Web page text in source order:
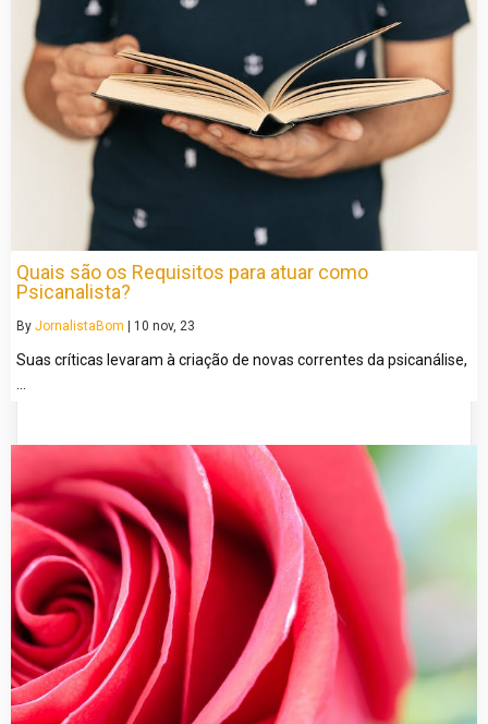
Quais são os Requisitos para atuar como
Psicanalista?
By JornalistaBom 10 nov, 23
Suas críticas levaram à criação de novas correntes da psicanálise,